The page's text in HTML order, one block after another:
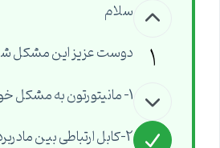
1
سلام
دوست عزیز این مشکل شما 3 تا دلیل ممکنه
1- مانیتورتون به مشکل خورده
2-کابل ارتباطی بین مادربرد لپتاپ و مانیتور به مشکل خورده